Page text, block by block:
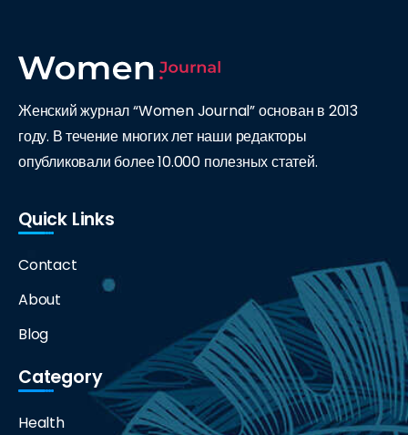
Женский журнал “Women Journal” основан в 2013
году. В течение многих лет наши редакторы
опубликовали более 10.000 полезных статей.
Quick Links
Contact
About
Blog
Category
Health